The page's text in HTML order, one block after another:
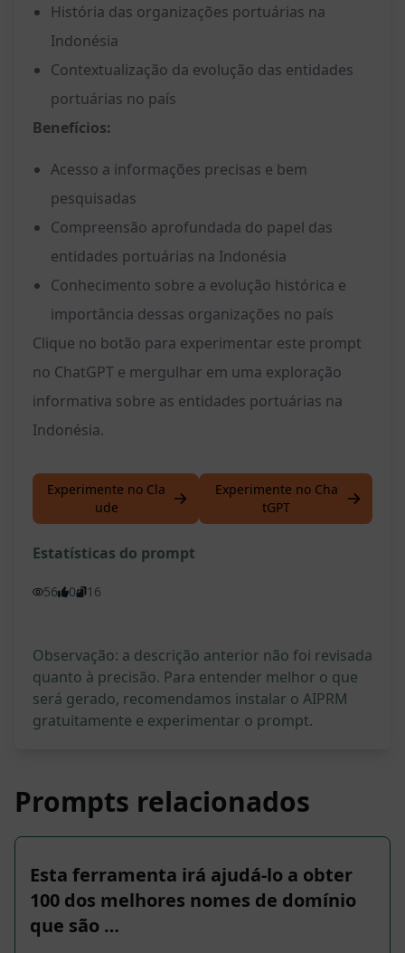
História das organizações portuárias na
Indonésia
Contextualização da evolução das entidades
portuárias no país
Benefícios:
Acesso a informações precisas e bem
pesquisadas
Compreensão aprofundada do papel das
entidades portuárias na Indonésia
Conhecimento sobre a evolução histórica e
importância dessas organizações no país
Clique no botão para experimentar este prompt
no ChatGPT e mergulhar em uma exploração
informativa sobre as entidades portuárias na
Indonésia.
Experimente no Cla
ude
Experimente no Cha
tGPT
Estatísticas do prompt
56 0 16
Observação: a descrição anterior não foi revisada
quanto à precisão. Para entender melhor o que
será gerado, recomendamos instalar o AIPRM
gratuitamente e experimentar o prompt.
Prompts relacionados
Esta ferramenta irá ajudá-lo a obter
100 dos melhores nomes de domínio
que são …